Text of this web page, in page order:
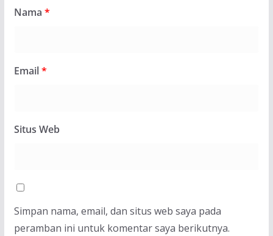
Nama *
Email*
Situs Web
Simpan nama, email, dan situs web saya pada
peramban ini untuk komentar saya berikutnya.